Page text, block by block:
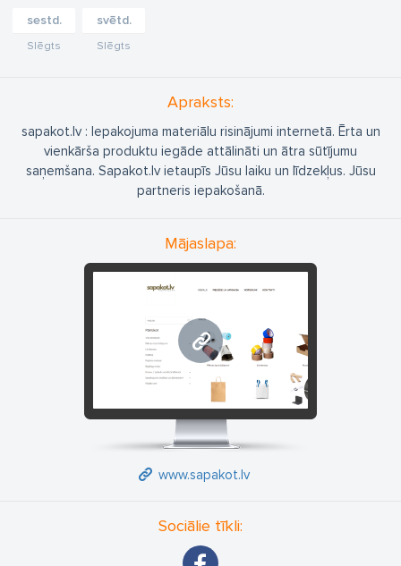
sestd.
Slēgts
svētd.
Slēgts
Apraksts:
sapakot.lv : Iepakojuma materiālu risinājumi internetā. Ērta un
vienkārša produktu iegāde attālināti un ātra sūtījumu
saņemšana. Sapakot.lv ietaupīs Jūsu laiku un līdzekļus. Jūsu
partneris iepakošanā.
Mājaslapa:
www.sapakot.lv
www.sapakot.lv
Sociālie tīkli: